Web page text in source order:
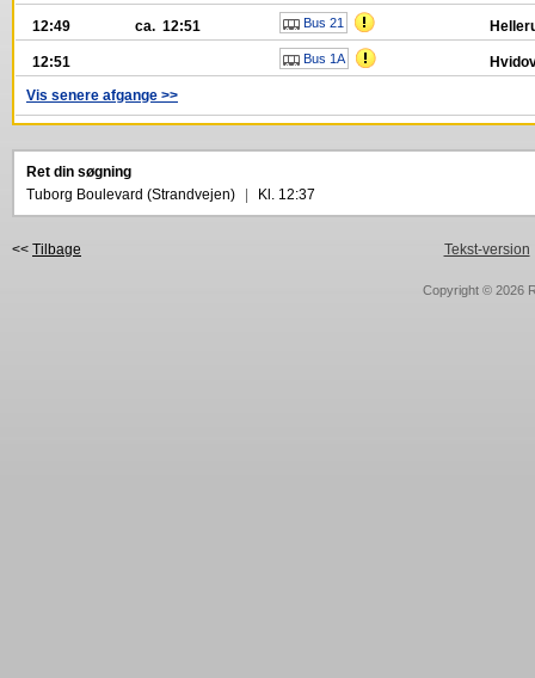
12:49 ca. 12:51 Bus 21
12:51 Bus 1A
Vis senere afgange >>
Ret din søgning
Tuborg Boulevard (Strandvejen)
Kl. 12:37
<< Tilbage Tekst-version
Copyright © 2026